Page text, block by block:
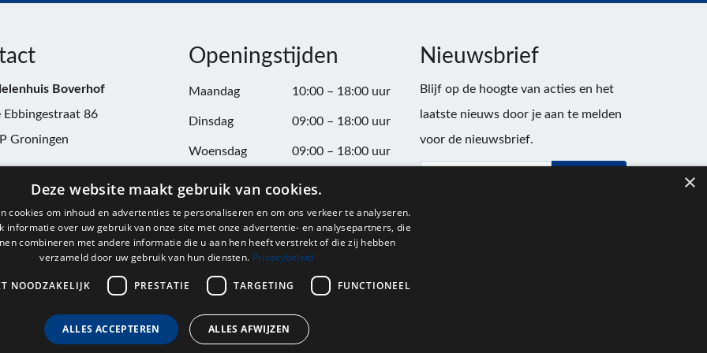
Boverhof
Ebbingestraat 86
Groningen
Openingstijden
Maandag 10:00 – 18:00 uur
Dinsdag 09:00 – 18:00 uur
Woensdag 09:00 – 18:00 uur
Donderdag 09:00 – 20:00 uur
Vrijdag 09:00 – 18:00 uur
Zaterdag 09:00 – 17:00 uur
Nieuwsbrief
Blijf op de hoogte van acties en het
laatste nieuws door je aan te melden
voor de nieuwsbrief.
×
Deze website maakt gebruik van cookies.
cookies om inhoud en advertenties te personaliseren en om ons verkeer te analyseren.
informatie over uw gebruik van onze site met onze advertentie- en analysepartners, die
combineren met andere informatie die u aan hen heeft verstrekt of die zij hebben
verzameld door uw gebruik van hun diensten. Privacybeleid
NOODZAKELIJK PRESTATIE TARGETING FUNCTIONEEL
ALLES ACCEPTEREN ALLES AFWIJZEN